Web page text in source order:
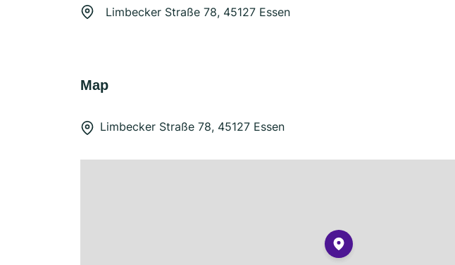
Limbecker Straße 78, 45127 Essen
Map
Limbecker Straße 78, 45127 Essen